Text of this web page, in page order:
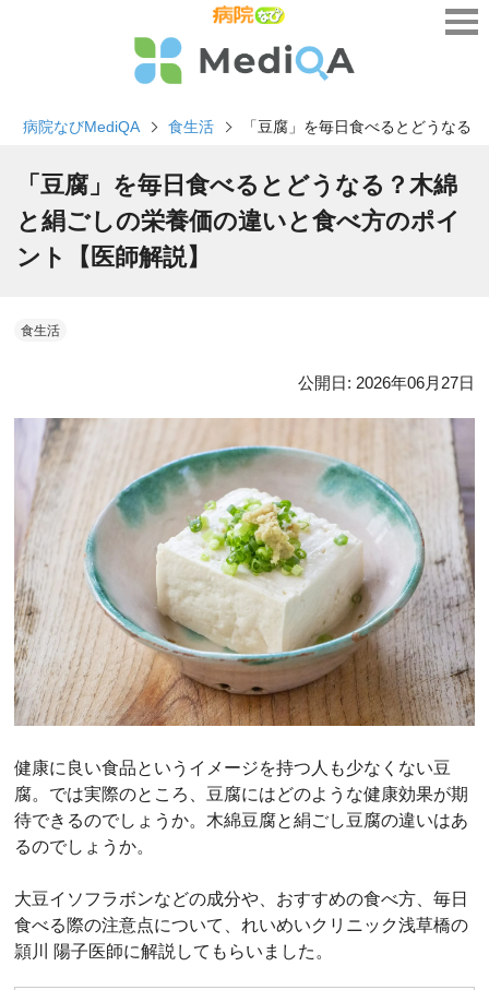
病院なびMediQA 食生活 「豆腐」を毎日食べるとどうなる
「豆腐」を毎日食べるとどうなる？木綿
と絹ごしの栄養価の違いと食べ方のポイ
ント【医師解説】
食生活
公開日: 2026年06月27日
健康に良い食品というイメージを持つ人も少なくない豆
腐。では実際のところ、豆腐にはどのような健康効果が期
待できるのでしょうか。木綿豆腐と絹ごし豆腐の違いはあ
るのでしょうか。
大豆イソフラボンなどの成分や、おすすめの食べ方、毎日
食べる際の注意点について、れいめいクリニック浅草橋の
頴川 陽子医師に解説してもらいました。